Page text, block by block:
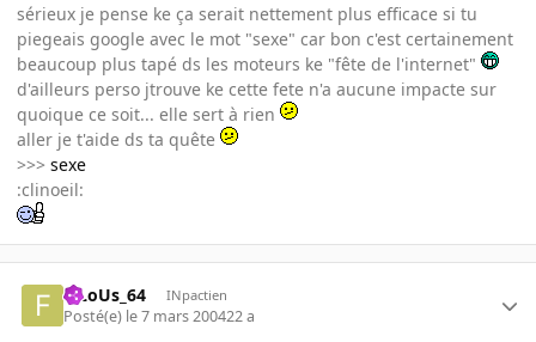
sérieux je pense ke ça serait nettement plus efficace si tu
piegeais google avec le mot "sexe" car bon c'est certainement
beaucoup plus tapé ds les moteurs ke "fête de l'internet"
d'ailleurs perso jtrouve ke cette fete n'a aucune impacte sur
quoique ce soit... elle sert à rien
aller je t'aide ds ta quête
>>> sexe
:clinoeil:
FiLoUs_64 INpactien
Posté(e) le 7 mars 200422 a